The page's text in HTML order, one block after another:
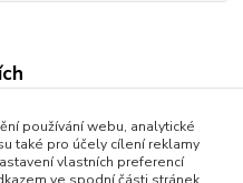
používání webu, analytické
také pro účely cílení reklamy
vlastních preferencí